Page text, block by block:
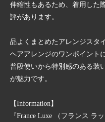
伸縮性もあるため、着用した
評があります。
品よくまとめたアレンジスタ
ヘアアレンジのワンポイント
普段使いから特別感のある装
が魅力です。
【Information】
『France Luxe （フランス ラ